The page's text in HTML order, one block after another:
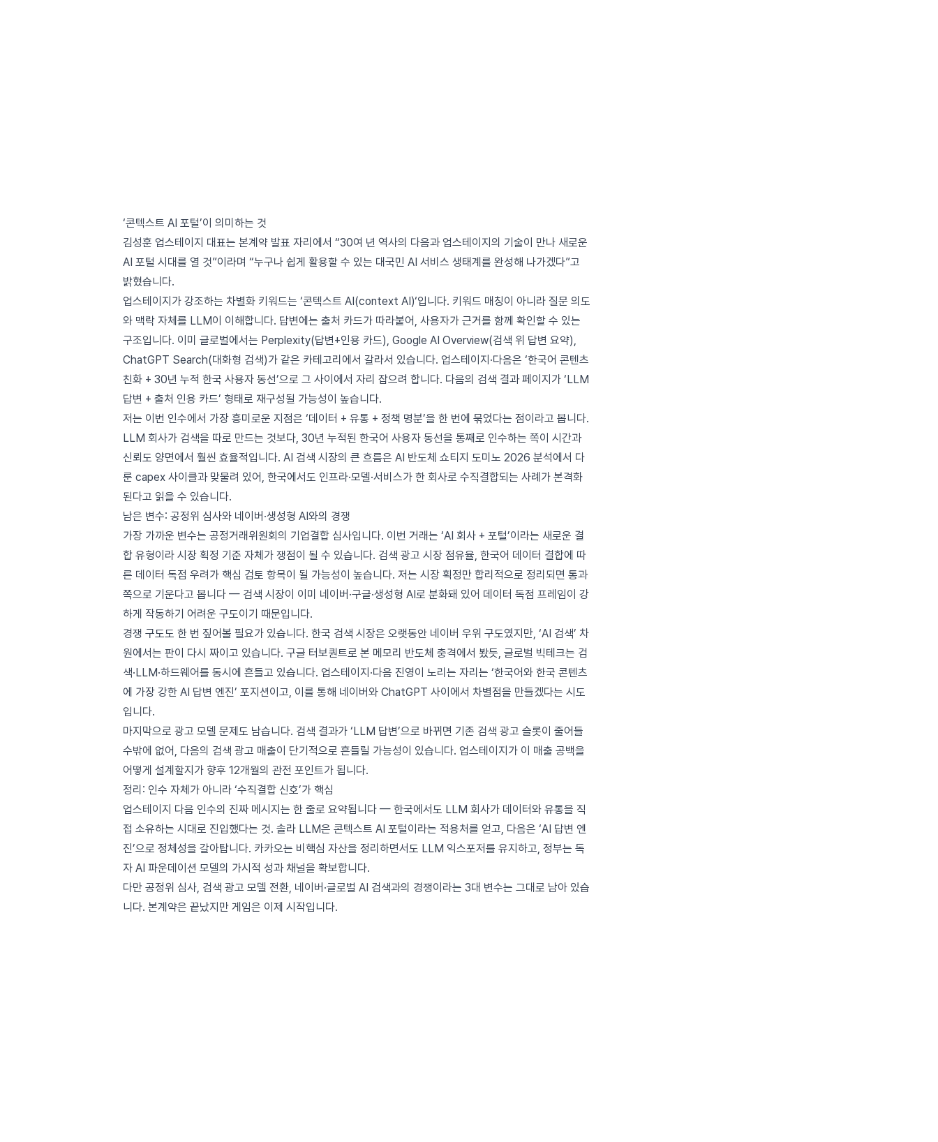
‘콘텍스트 AI 포털’이 의미하는 것
김성훈 업스테이지 대표는 본계약 발표 자리에서 “30여 년 역사의 다음과 업스테이지의 기술이 만나 새로운
AI 포털 시대를 열 것”이라며 “누구나 쉽게 활용할 수 있는 대국민 AI 서비스 생태계를 완성해 나가겠다”고
밝혔습니다.
업스테이지가 강조하는 차별화 키워드는 ‘콘텍스트 AI(context AI)‘입니다. 키워드 매칭이 아니라 질문 의도
와 맥락 자체를 LLM이 이해합니다. 답변에는 출처 카드가 따라붙어, 사용자가 근거를 함께 확인할 수 있는
구조입니다. 이미 글로벌에서는 Perplexity(답변+인용 카드), Google AI Overview(검색 위 답변 요약),
ChatGPT Search(대화형 검색)가 같은 카테고리에서 갈라서 있습니다. 업스테이지·다음은 ‘한국어 콘텐츠
친화 + 30년 누적 한국 사용자 동선’으로 그 사이에서 자리 잡으려 합니다. 다음의 검색 결과 페이지가 ‘LLM
답변 + 출처 인용 카드’ 형태로 재구성될 가능성이 높습니다.
저는 이번 인수에서 가장 흥미로운 지점은 ‘데이터 + 유통 + 정책 명분’을 한 번에 묶었다는 점이라고 봅니다.
LLM 회사가 검색을 따로 만드는 것보다, 30년 누적된 한국어 사용자 동선을 통째로 인수하는 쪽이 시간과
신뢰도 양면에서 훨씬 효율적입니다. AI 검색 시장의 큰 흐름은 AI 반도체 쇼티지 도미노 2026 분석에서 다
룬 capex 사이클과 맞물려 있어, 한국에서도 인프라·모델·서비스가 한 회사로 수직결합되는 사례가 본격화
된다고 읽을 수 있습니다.
남은 변수: 공정위 심사와 네이버·생성형 AI와의 경쟁
가장 가까운 변수는 공정거래위원회의 기업결합 심사입니다. 이번 거래는 ‘AI 회사 + 포털’이라는 새로운 결
합 유형이라 시장 획정 기준 자체가 쟁점이 될 수 있습니다. 검색 광고 시장 점유율, 한국어 데이터 결합에 따
른 데이터 독점 우려가 핵심 검토 항목이 될 가능성이 높습니다. 저는 시장 획정만 합리적으로 정리되면 통과
쪽으로 기운다고 봅니다 — 검색 시장이 이미 네이버·구글·생성형 AI로 분화돼 있어 데이터 독점 프레임이 강
하게 작동하기 어려운 구도이기 때문입니다.
경쟁 구도도 한 번 짚어볼 필요가 있습니다. 한국 검색 시장은 오랫동안 네이버 우위 구도였지만, ‘AI 검색’ 차
원에서는 판이 다시 짜이고 있습니다. 구글 터보퀀트로 본 메모리 반도체 충격에서 봤듯, 글로벌 빅테크는 검
색·LLM·하드웨어를 동시에 흔들고 있습니다. 업스테이지·다음 진영이 노리는 자리는 ‘한국어와 한국 콘텐츠
에 가장 강한 AI 답변 엔진’ 포지션이고, 이를 통해 네이버와 ChatGPT 사이에서 차별점을 만들겠다는 시도
입니다.
마지막으로 광고 모델 문제도 남습니다. 검색 결과가 ‘LLM 답변’으로 바뀌면 기존 검색 광고 슬롯이 줄어들
수밖에 없어, 다음의 검색 광고 매출이 단기적으로 흔들릴 가능성이 있습니다. 업스테이지가 이 매출 공백을
어떻게 설계할지가 향후 12개월의 관전 포인트가 됩니다.
정리: 인수 자체가 아니라 ‘수직결합 신호’가 핵심
업스테이지 다음 인수의 진짜 메시지는 한 줄로 요약됩니다 — 한국에서도 LLM 회사가 데이터와 유통을 직
접 소유하는 시대로 진입했다는 것. 솔라 LLM은 콘텍스트 AI 포털이라는 적용처를 얻고, 다음은 ‘AI 답변 엔
진’으로 정체성을 갈아탑니다. 카카오는 비핵심 자산을 정리하면서도 LLM 익스포저를 유지하고, 정부는 독
자 AI 파운데이션 모델의 가시적 성과 채널을 확보합니다.
다만 공정위 심사, 검색 광고 모델 전환, 네이버·글로벌 AI 검색과의 경쟁이라는 3대 변수는 그대로 남아 있습
니다. 본계약은 끝났지만 게임은 이제 시작입니다.